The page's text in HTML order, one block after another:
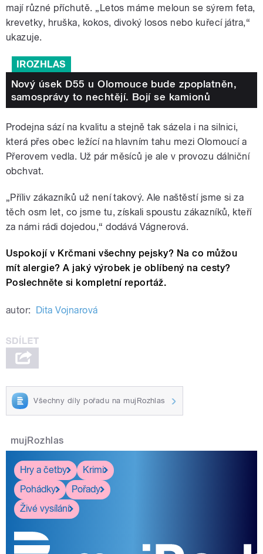
mají různé příchutě. „Letos máme meloun se sýrem feta,
krevetky, hruška, kokos, divoký losos nebo kuřecí játra,“
ukazuje.
IROZHLAS
Nový úsek D55 u Olomouce bude zpoplatněn,
samosprávy to nechtějí. Bojí se kamionů
Prodejna sází na kvalitu a stejně tak sázela i na silnici,
která přes obec ležící na hlavním tahu mezi Olomoucí a
Přerovem vedla. Už pár měsíců je ale v provozu dálniční
obchvat.
„Příliv zákazníků už není takový. Ale naštěstí jsme si za
těch osm let, co jsme tu, získali spoustu zákazníků, kteří
za námi rádi dojedou,“ dodává Vágnerová.
Uspokojí v Krčmani všechny pejsky? Na co můžou
mít alergie? A jaký výrobek je oblíbený na cesty?
Poslechněte si kompletní reportáž.
autor: Dita Vojnarová
Všechny díly pořadu na mujRozhlas
mujRozhlas
Hry a četby
Krimi
Pohádky
Pořady
Živé vysílání